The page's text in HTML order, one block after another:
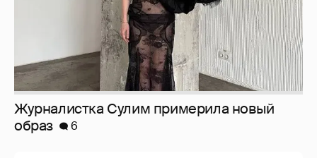
Журналистка Сулим примерила новый
образ
6